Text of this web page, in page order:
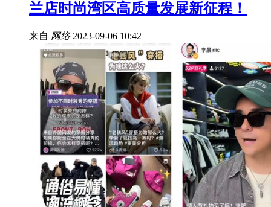
兰店时尚湾区高质量发展新征程！
来自 网络 2023-09-06 10:42